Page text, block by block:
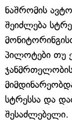
ნაშრომის
შეიძლება
პილოტები თუ
სტრესსა და
შესაძლებელი.